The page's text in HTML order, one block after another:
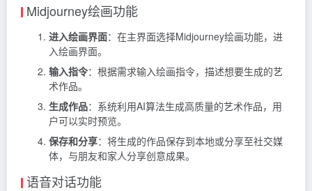
Midjourney绘画功能
进入绘画界面：在主界面选择Midjourney绘画功能，进
入绘画界面。
输入指令：根据需求输入绘画指令，描述想要生成的艺
术作品。
生成作品：系统利用AI算法生成高质量的艺术作品，用
户可以实时预览。
保存和分享：将生成的作品保存到本地或分享至社交媒
体，与朋友和家人分享创意成果。
语音对话功能